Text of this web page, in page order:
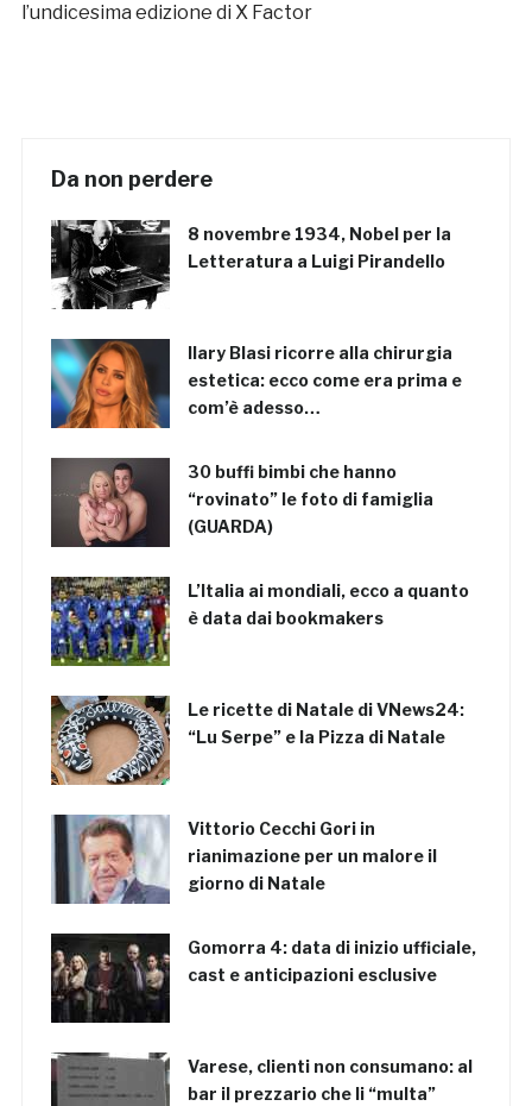
l’undicesima edizione di X Factor
Da non perdere
8 novembre 1934, Nobel per la
Letteratura a Luigi Pirandello
Ilary Blasi ricorre alla chirurgia
estetica: ecco come era prima e
com’è adesso…
30 buffi bimbi che hanno
“rovinato” le foto di famiglia
(GUARDA)
L’Italia ai mondiali, ecco a quanto
è data dai bookmakers
Le ricette di Natale di VNews24:
“Lu Serpe” e la Pizza di Natale
Vittorio Cecchi Gori in
rianimazione per un malore il
giorno di Natale
Gomorra 4: data di inizio ufficiale,
cast e anticipazioni esclusive
Varese, clienti non consumano: al
bar il prezzario che li “multa”